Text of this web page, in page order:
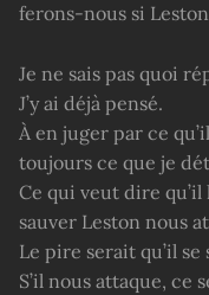
ferons-nous si
Je ne sais pas quoi
J’y ai déjà pensé.
À en juger par ce
toujours ce que je
Ce qui veut dire qu’il
sauver Leston nous
Le pire serait qu’il
S’il nous attaque, ce